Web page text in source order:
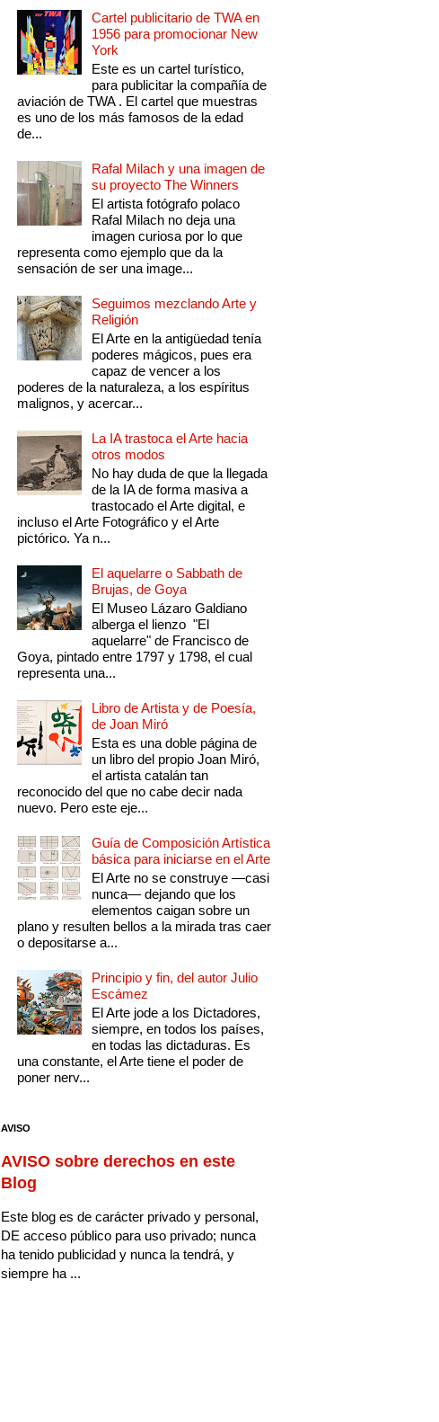
Cartel publicitario de TWA en
1956 para promocionar New
York
Este es un cartel turístico,
para publicitar la compañía de
aviación de TWA . El cartel que muestras
es uno de los más famosos de la edad
de...
Rafal Milach y una imagen de
su proyecto The Winners
El artista fotógrafo polaco
Rafal Milach no deja una
imagen curiosa por lo que
representa como ejemplo que da la
sensación de ser una image...
Seguimos mezclando Arte y
Religión
El Arte en la antigüedad tenía
poderes mágicos, pues era
capaz de vencer a los
poderes de la naturaleza, a los espíritus
malignos, y acercar...
La IA trastoca el Arte hacia
otros modos
No hay duda de que la llegada
de la IA de forma masiva a
trastocado el Arte digital, e
incluso el Arte Fotográfico y el Arte
pictórico. Ya n...
El aquelarre o Sabbath de
Brujas, de Goya
El Museo Lázaro Galdiano
alberga el lienzo "El
aquelarre" de Francisco de
Goya, pintado entre 1797 y 1798, el cual
representa una...
Libro de Artista y de Poesía,
de Joan Miró
Esta es una doble página de
un libro del propio Joan Miró,
el artista catalán tan
reconocido del que no cabe decir nada
nuevo. Pero este eje...
Guía de Composición Artística
básica para iniciarse en el Arte
El Arte no se construye —casi
nunca— dejando que los
elementos caigan sobre un
plano y resulten bellos a la mirada tras caer
o depositarse a...
Principio y fin, del autor Julio
Escámez
El Arte jode a los Dictadores,
siempre, en todos los países,
en todas las dictaduras. Es
una constante, el Arte tiene el poder de
poner nerv...
AVISO
AVISO sobre derechos en este
Blog
Este blog es de carácter privado y personal,
DE acceso público para uso privado; nunca
ha tenido publicidad y nunca la tendrá, y
siempre ha ...